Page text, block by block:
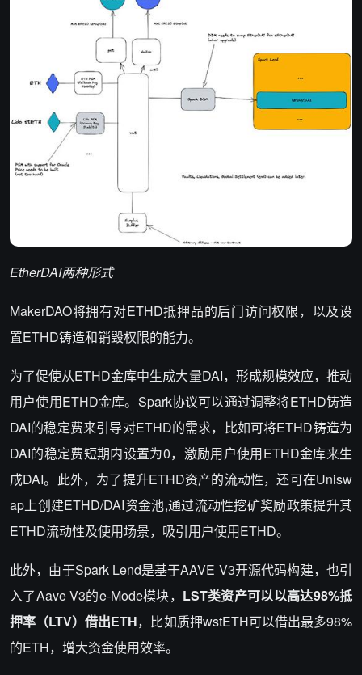
EtherDAI两种形式
MakerDAO将拥有对ETHD抵押品的后门访问权限，以及设
置ETHD铸造和销毁权限的能力。
为了促使从ETHD金库中生成大量DAI，形成规模效应，推动
用户使用ETHD金库。Spark协议可以通过调整将ETHD铸造
DAI的稳定费来引导对ETHD的需求，比如可将ETHD铸造为
DAI的稳定费短期内设置为0，激励用户使用ETHD金库来生
成DAI。此外，为了提升ETHD资产的流动性，还可在Unisw
ap上创建ETHD/DAI资金池,通过流动性挖矿奖励政策提升其
ETHD流动性及使用场景，吸引用户使用ETHD。
此外，由于Spark Lend是基于AAVE V3开源代码构建，也引
入了Aave V3的e-Mode模块， LST类资产可以以高达98%抵
押率（LTV）借出ETH，比如质押wstETH可以借出最多98%
的ETH，增大资金使用效率。